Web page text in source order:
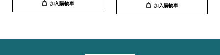
加入購物車 加入購物車